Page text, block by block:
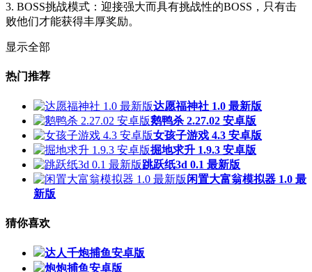
3. BOSS挑战模式：迎接强大而具有挑战性的BOSS，只有击
败他们才能获得丰厚奖励。
显示全部
热门推荐
达愿福神社 1.0 最新版
鹅鸭杀 2.27.02 安卓版
女孩子游戏 4.3 安卓版
掘地求升 1.9.3 安卓版
跳跃纸3d 0.1 最新版
闲置大富翁模拟器 1.0 最
新版
猜你喜欢
达人千炮捕鱼安卓版
炮炮捕鱼安卓版